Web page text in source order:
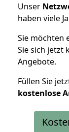
Unser
haben viele
Sie möchten
Sie sich jetzt
Angebote.
Füllen Sie
kostenlose